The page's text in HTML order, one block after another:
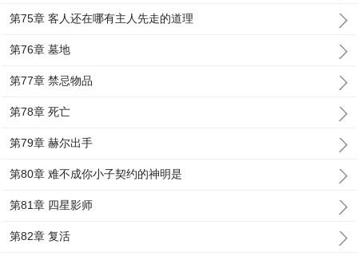
第75章 客人还在哪有主人先走的道理
第76章 墓地
第77章 禁忌物品
第78章 死亡
第79章 赫尔出手
第80章 难不成你小子契约的神明是
第81章 四星影师
第82章 复活